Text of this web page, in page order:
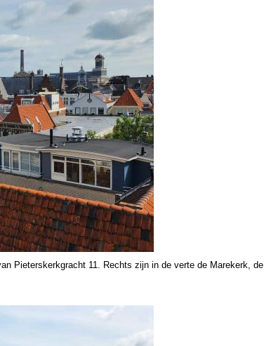
Pieterskerkgracht 11. Rechts zijn in de verte de Marekerk, de